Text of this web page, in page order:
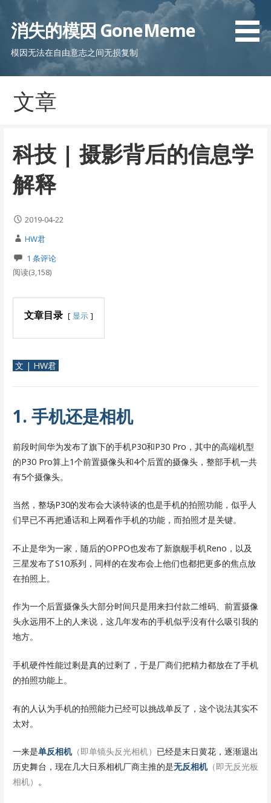
消失的模因 GoneMeme
模因无法在自由意志之间无损复制
文章
科技 | 摄影背后的信息学
解释
2019-04-22
HW君
1 条评论
阅读(3,158)
文章目录 显示
文 | HW君
1. 手机还是相机
前段时间华为发布了旗下的手机P30和P30 Pro，其中的高端机型
的P30 Pro算上1个前置摄像头和4个后置的摄像头，整部手机一共
有5个摄像头。
当然，整场P30的发布会大谈特谈的也是手机的拍照功能，似乎人
们早已不再把通话和上网看作手机的功能，而拍照才是关键。
不止是华为一家，随后的OPPO也发布了新旗舰手机Reno，以及
三星发布了S10系列，同样的在发布会上他们也都把更多的焦点放
在拍照上。
作为一个后置摄像头大部分时间只是用来扫付款二维码、前置摄像
头永远用不上的人来说，这几年发布的手机似乎没有什么吸引我的
地方。
手机硬件性能过剩是真的过剩了，于是厂商们把精力都放在了手机
的拍照功能上。
有的人认为手机的拍照能力已经可以挑战单反了，这个说法其实不
太对。
一来是单反相机（即单镜头反光相机） 已经是末日黄花，逐渐退出
历史舞台，现在几大日系相机厂商主推的是无反相机（即无反光板
相机） 。